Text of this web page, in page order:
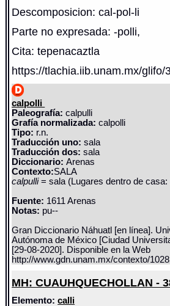
Descomposicion: cal-pol-li
Parte no expresada: -polli,
Cita: tepenacaztla
https://tlachia.iib.unam.mx/glifo/
calpolli
Paleografía: calpulli
Grafía normalizada: calpolli
Tipo: r.n.
Traducción uno: sala
Traducción dos: sala
Diccionario:Arenas
Contexto:SALA
calpulli= sala (Lugares dentro de casa:
Fuente: 1611 Arenas
Notas: pu--
Gran Diccionario Náhuatl [en línea].
Autónoma de México [Ciudad
[29-08-2020]. Disponible en la Web
http://www.gdn.unam.mx/contexto/
MH: CUAUHQUECHOLLAN -
Elemento:calli